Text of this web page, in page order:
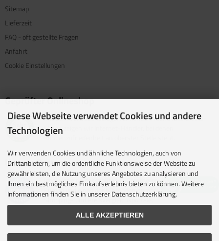
Sitemap
Lieferzeit
FAQ - oft gestellte Fragen
Anfahrt
Cookie Einstellungen
Geprüfter Onlineshop
Mit dem Vertrauenssiegel für kundenfreundliche Online-
Shops zeigen wir Internet-Händler, bei denen
Kundenzufriedenheit an oberster Stelle steht.
Unsere Partner
idealo ist eine der größten E-Commerce-Websites in
Europa und eines der führenden europäischen Online-
Shopping- und Preisvergleichsportale.
Diese Webseite verwendet Cookies und andere
Technologien
Wir verwenden Cookies und ähnliche Technologien, auch von
Drittanbietern, um die ordentliche Funktionsweise der Website zu
gewährleisten, die Nutzung unseres Angebotes zu analysieren und
Ihnen ein bestmögliches Einkaufserlebnis bieten zu können. Weitere
Informationen finden Sie in unserer Datenschutzerklärung.
ALLE AKZEPTIEREN